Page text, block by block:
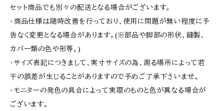
セット商品でも別々の配送となる場合がございます。
・商品仕様は随時改善を行っており、使用に問題が無い程度に予
告なく変更となる場合があります。(※部品や脚部の形状、縫製、
カバー類の色や形等。)
・サイズ表記につきまして、実寸サイズの為、測る場所によって若
干の誤差が生じることがありますので予めご了承下さいませ。
・モニターの発色の具合によって実際のものと色が異なる場合が
ございます。